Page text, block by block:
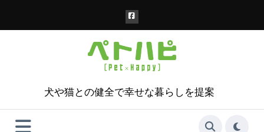
犬や猫との健全で幸せな暮らしを提案